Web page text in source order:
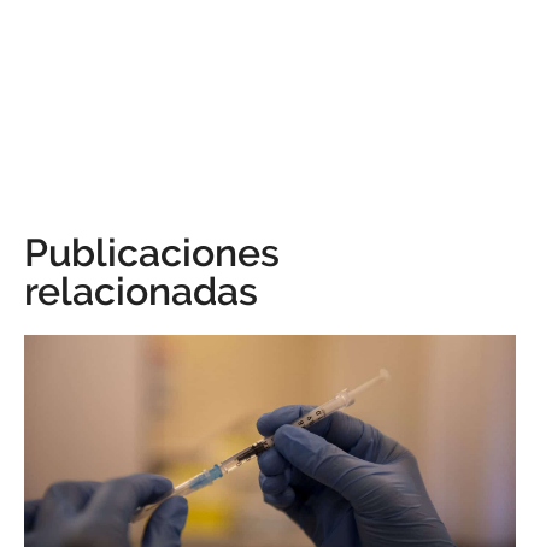
Publicaciones
relacionadas